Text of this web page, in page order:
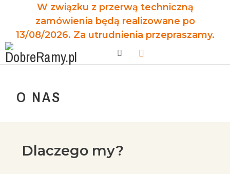
W związku z przerwą techniczną
zamówienia będą realizowane po
13/08/2026. Za utrudnienia przepraszamy.
O NAS
Dlaczego my?